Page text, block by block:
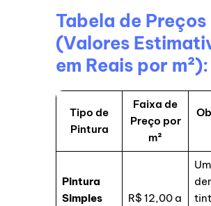
Tabela de Preços
(Valores
em Reais por m²):
Tipo de
Pintura
Faixa de
Preço por
m²
Pintura
Simples
R$ 12,00 a